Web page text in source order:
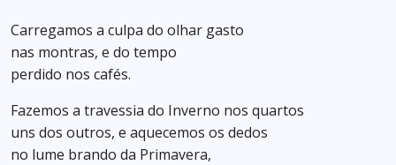
Carregamos a culpa do olhar gasto
nas montras, e do tempo
perdido nos cafés.
Fazemos a travessia do Inverno nos quartos
uns dos outros, e aquecemos os dedos
no lume brando da Primavera,